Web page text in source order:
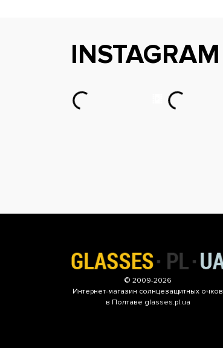
INSTAGRAM
© 2009-2026
Интернет-магазин солнцезащитных очков
в Полтаве glasses.pl.ua